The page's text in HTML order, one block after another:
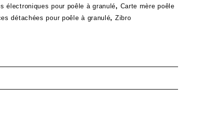
électroniques pour poêle à granulé, Carte mère poêle
détachées pour poêle à granulé, Zibro